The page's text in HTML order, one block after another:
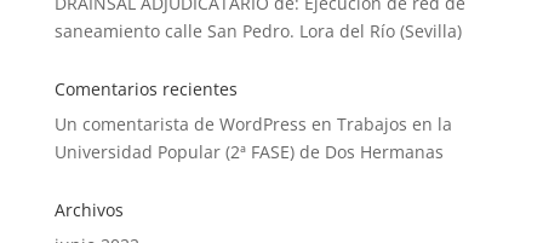
saneamiento calle San Pedro. Lora del Río (Sevilla)
Comentarios recientes
Un comentarista de WordPress en Trabajos en la
Universidad Popular (2ª FASE) de Dos Hermanas
Archivos